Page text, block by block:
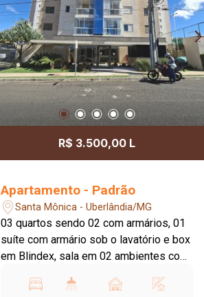
R$ 3.500,00 L
Apartamento - Padrão
Santa Mônica - Uberlândia/MG
03 quartos sendo 02 com armários, 01
suíte com armário sob o lavatório e box
em Blindex, sala em 02 ambientes com
armário, cozinha planejada com cooktop